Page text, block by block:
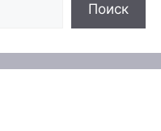
Поиск